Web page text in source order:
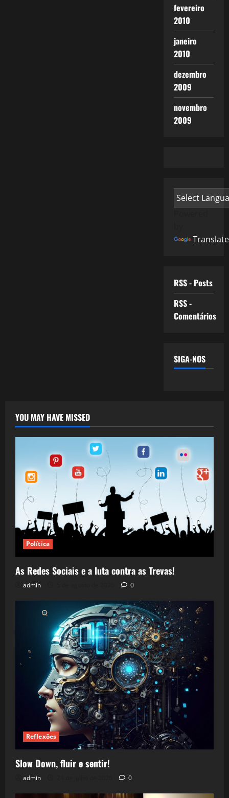
fevereiro
2010
janeiro
2010
dezembro
2009
novembro
2009
Translate
RSS - Posts
RSS -
Comentários
SIGA-NOS
YOU MAY HAVE MISSED
Política
As Redes Sociais e a luta contra as Trevas!
admin 0
Reflexões
Slow Down, fluir e sentir!
admin 0